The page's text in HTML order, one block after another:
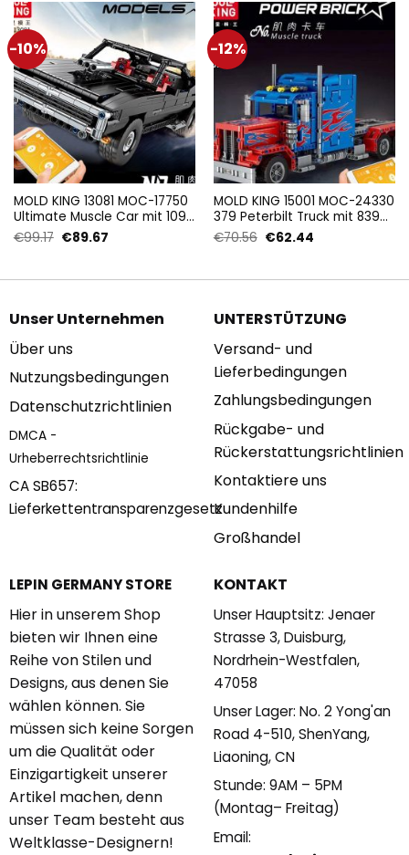
-10%
MOLD KING 13081 MOC-17750
Ultimate Muscle Car mit 1098
Teilen
€99.17 Ursprünglicher
€89.67Aktueller
-12%
MOLD KING 15001 MOC-24330
379 Peterbilt Truck mit 839
Teilen
€70.56 Ursprünglicher
€62.44Aktueller
Unser Unternehmen
Über uns
Nutzungsbedingungen
Datenschutzrichtlinien
DMCA -
Urheberrechtsrichtlinie
CA SB657:
Lieferkettentransparenzgesetz
UNTERSTÜTZUNG
Versand- und
Lieferbedingungen
Zahlungsbedingungen
Rückgabe- und
Rückerstattungsrichtlinien
Kontaktiere uns
Kundenhilfe
Großhandel
LEPIN GERMANY STORE
Hier in unserem Shop
bieten wir Ihnen eine
Reihe von Stilen und
Designs, aus denen Sie
wählen können. Sie
müssen sich keine Sorgen
um die Qualität oder
Einzigartigkeit unserer
Artikel machen, denn
unser Team besteht aus
Weltklasse-Designern!
KONTAKT
Unser Hauptsitz: Jenaer
Strasse 3, Duisburg,
Nordrhein-Westfalen,
47058
Unser Lager: No. 2 Yong'an
Road 4-510, ShenYang,
Liaoning, CN
Stunde: 9AM – 5PM
(Montag– Freitag)
Email: